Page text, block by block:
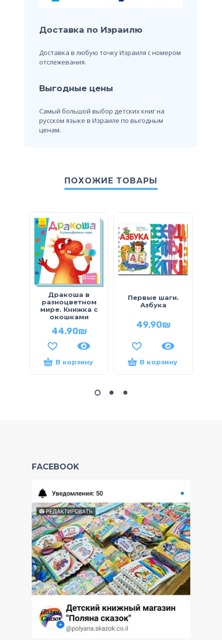
Доставка по Израилю
Доставка в любую точку Израиля с номером
отслежевания.
Выгодные цены
Самый большой выбор детских книг на
русском языке в Израиле по выгодным
ценам.
ПОХОЖИЕ ТОВАРЫ
Дракоша в
разноцветном
мире. Книжка с
окошками
44.90₪
В корзину
Первые шаги.
Азбука
49.90₪
В корзину
FACEBOOK